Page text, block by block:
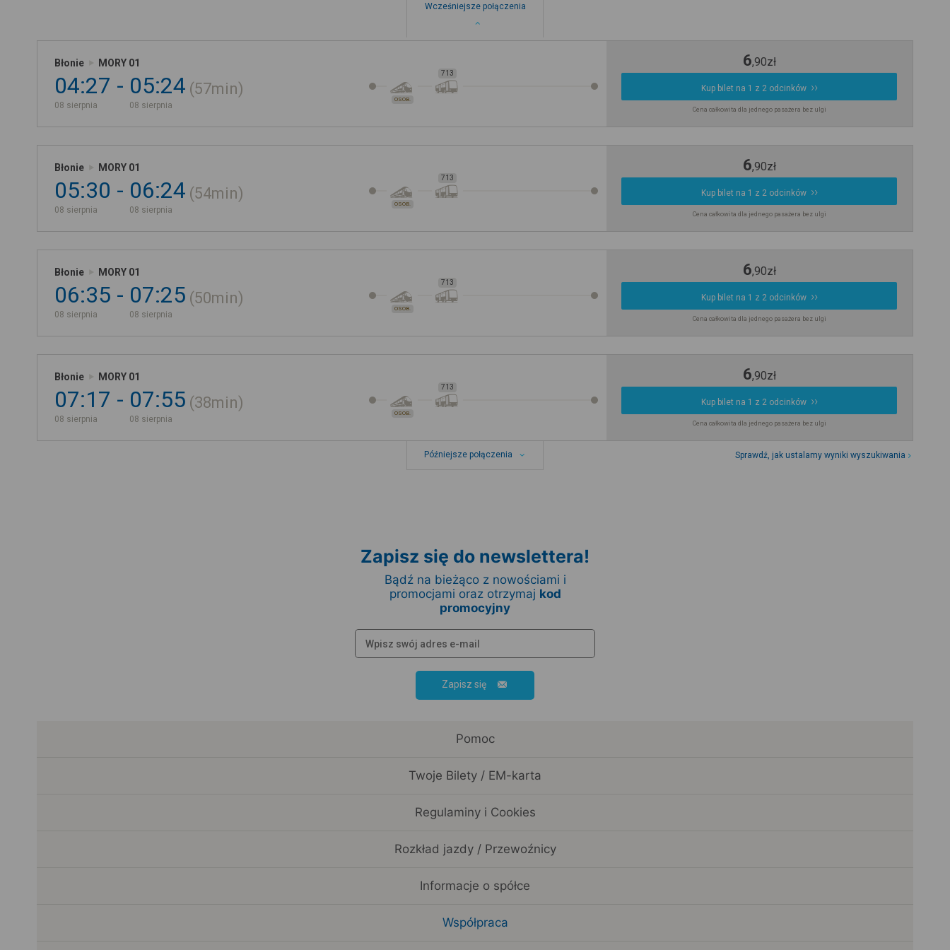
Wcześniejsze połączenia
Błonie MORY 01
04:27
08 sierpnia
05:24
08 sierpnia
57min
OSOB.
713
6,90zł
Kup bilet na 1 z 2 odcinków
Cena całkowita dla jednego pasażera bez ulgi
Błonie MORY 01
05:30
08 sierpnia
06:24
08 sierpnia
54min
OSOB.
713
6,90zł
Kup bilet na 1 z 2 odcinków
Cena całkowita dla jednego pasażera bez ulgi
Błonie MORY 01
06:35
08 sierpnia
07:25
08 sierpnia
50min
OSOB.
713
6,90zł
Kup bilet na 1 z 2 odcinków
Cena całkowita dla jednego pasażera bez ulgi
Błonie MORY 01
07:17
08 sierpnia
07:55
08 sierpnia
38min
OSOB.
713
6,90zł
Kup bilet na 1 z 2 odcinków
Cena całkowita dla jednego pasażera bez ulgi
Późniejsze połączenia Sprawdź, jak ustalamy wyniki wyszukiwania
Zapisz się do newslettera!
Bądź na bieżąco z nowościami i
promocjami oraz otrzymaj kod
promocyjny
Zapisz się
Pomoc
Twoje Bilety / EM-karta
Regulaminy i Cookies
Rozkład jazdy / Przewoźnicy
Informacje o spółce
Współpraca